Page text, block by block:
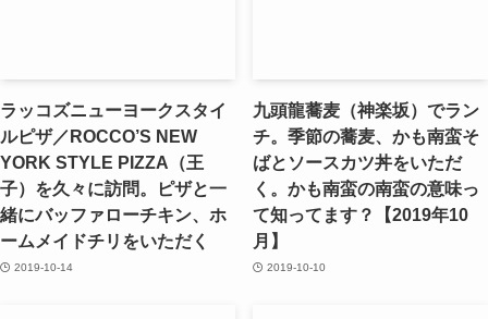
ラッコズニューヨークスタイ
ルピザ／ROCCO’S NEW
YORK STYLE PIZZA（王
子）を久々に訪問。ピザと一
緒にバッファローチキン、ホ
ームメイドチリをいただく
2019-10-14
九頭龍蕎麦（神楽坂）でラン
チ。季節の蕎麦、かも南蛮そ
ばとソースカツ丼をいただ
く。かも南蛮の南蛮の意味っ
て知ってます？【2019年10
月】
2019-10-10